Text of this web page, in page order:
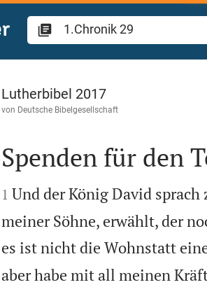
1.Chronik 29
Lutherbibel 2017
von Deutsche Bibelgesellschaft

Spenden für den

1 Und der König David
meiner Söhne, erwählt, der
es ist nicht die Wohnstatt
aber habe mit all meinen